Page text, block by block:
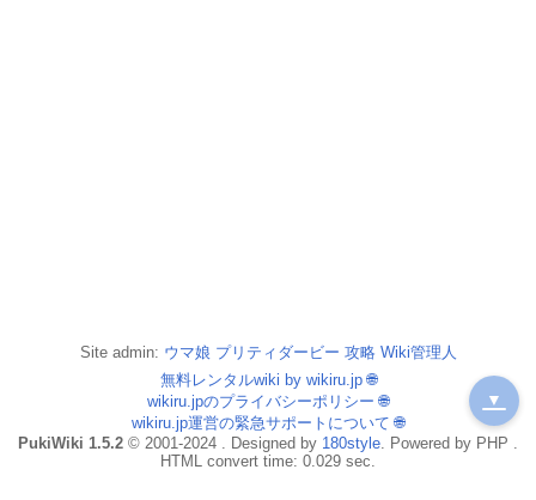
Site admin: ウマ娘 プリティダービー 攻略 Wiki管理人
無料レンタルwiki by wikiru.jp🌐
wikiru.jpのプライバシーポリシー 🌐
wikiru.jp運営の緊急サポートについて 🌐
PukiWiki 1.5.2 © 2001-2024 . Designed by 180style . Powered by PHP .
HTML convert time: 0.029 sec.
▼